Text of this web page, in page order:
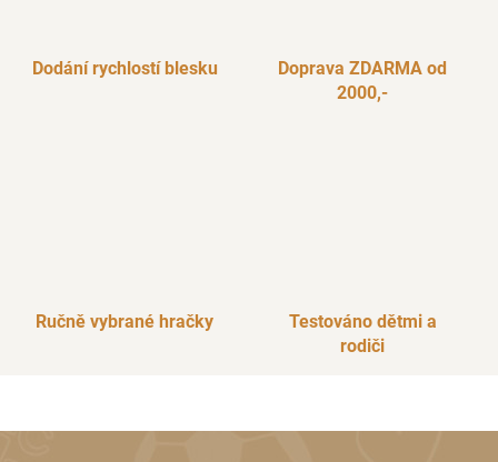
Dodání rychlostí blesku
Doprava ZDARMA od
2000,-
Ručně vybrané hračky
Testováno dětmi a
rodiči